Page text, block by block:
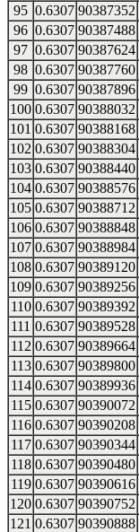
95 0.6307 90387352
96 0.6307 90387488
97 0.6307 90387624
98 0.6307 90387760
99 0.6307 90387896
100 0.6307 90388032
101 0.6307 90388168
102 0.6307 90388304
103 0.6307 90388440
104 0.6307 90388576
105 0.6307 90388712
106 0.6307 90388848
107 0.6307 90388984
108 0.6307 90389120
109 0.6307 90389256
110 0.6307 90389392
111 0.6307 90389528
112 0.6307 90389664
113 0.6307 90389800
114 0.6307 90389936
115 0.6307 90390072
116 0.6307 90390208
117 0.6307 90390344
118 0.6307 90390480
119 0.6307 90390616
120 0.6307 90390752
121 0.6307 90390888